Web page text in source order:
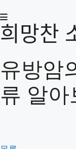
텐
츠
너
뛰
기
희망찬
유방암
류 알아